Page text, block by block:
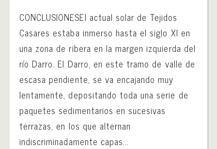
CONCLUSIONESEl actual solar de Tejidos
Casares estaba inmerso hasta el siglo XI en
una zona de ribera en la margen izquierda del
río Darro. El Darro, en este tramo de valle de
escasa pendiente, se va encajando muy
lentamente, depositando toda una serie de
paquetes sedimentarios en sucesivas
terrazas, en los que alternan
indiscriminadamente capas...